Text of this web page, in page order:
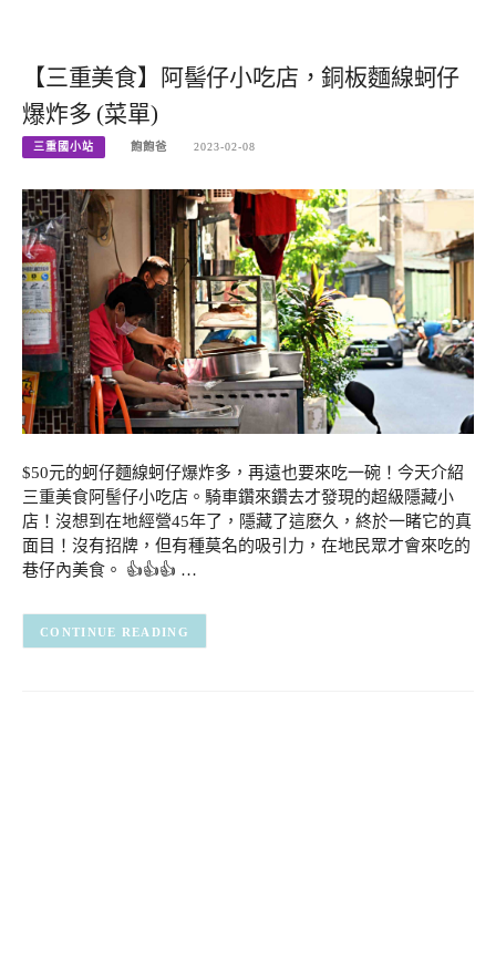
【三重美食】阿髻仔小吃店，銅板麵線蚵仔
爆炸多 (菜單)
三重國小站 飽飽爸 2023-02-08
$50元的蚵仔麵線蚵仔爆炸多，再遠也要來吃一碗！今天介紹
三重美食阿髻仔小吃店。騎車鑽來鑽去才發現的超級隱藏小
店！沒想到在地經營45年了，隱藏了這麽久，終於一睹它的真
面目！沒有招牌，但有種莫名的吸引力，在地民眾才會來吃的
巷仔內美食。 👍👍👍 …
CONTINUE READING